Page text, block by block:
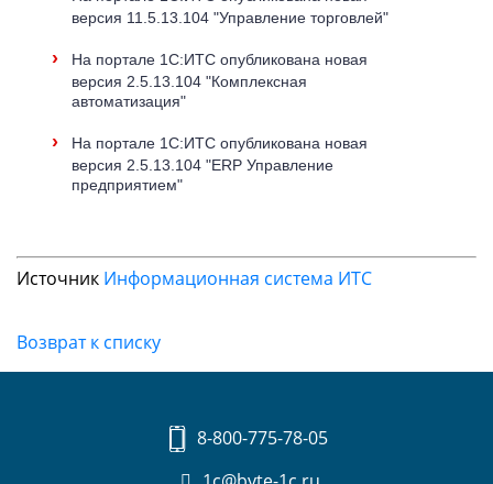
версия 11.5.13.104 "Управление торговлей"
›
На портале 1С:ИТС опубликована новая
версия 2.5.13.104 "Комплексная
автоматизация"
›
На портале 1С:ИТС опубликована новая
версия 2.5.13.104 "ERP Управление
предприятием"
Источник Информационная система ИТС
Возврат к списку
8-800-775-78-05